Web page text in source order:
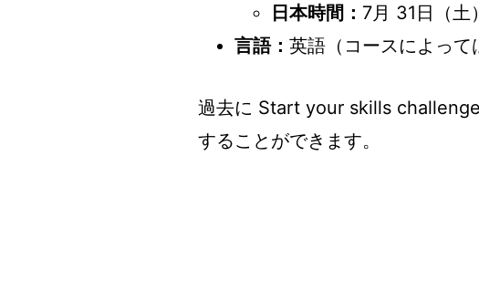
日本時間： 7月 31日（土
言語： 英語（コースによって
過去に Start your skills
することができます。